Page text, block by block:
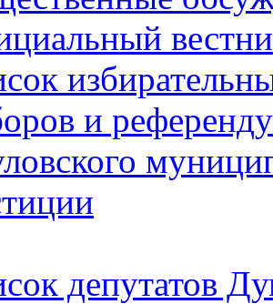
и
депутатов